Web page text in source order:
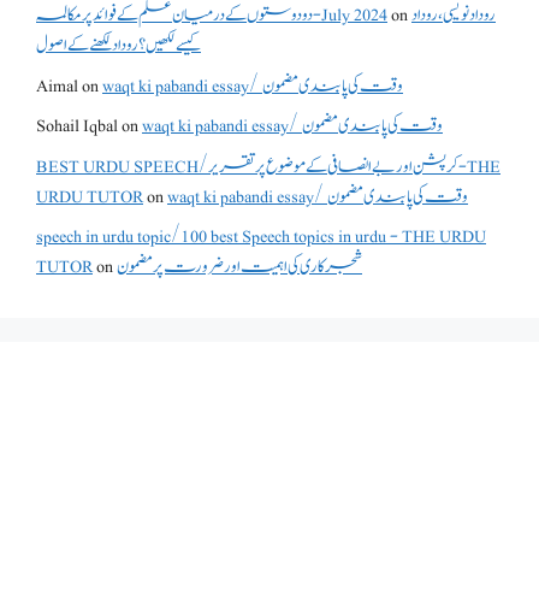
دو دوستوں کے درمیان علم کے فوائد پر مکالمہ - July 2024onروداد نویسی ،روداد
کیسے لکھیں؟ روداد لکھنے کے اصول
Aimalon
waqt ki pabandi essay/ وقت کی پابندی مضمون
Sohail Iqbalon
waqt ki pabandi essay/ وقت کی پابندی مضمون
BEST URDU SPEECH/کرپشن اور بے انصافی کے موضوع پر تقریر - THE
URDU TUTORon
waqt ki pabandi essay/ وقت کی پابندی مضمون
speech in urdu topic/100 best Speech topics in urdu - THE URDU
TUTORonشجرکاری کی اہمیت اور ضرورت پر مضمون